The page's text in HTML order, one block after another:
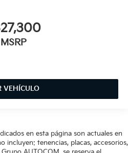
MSRP
VEHÍCULO
en esta página son actuales en
incluyen: tenencias, placas, accesorios,